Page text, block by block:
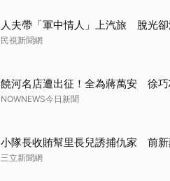
人夫帶「軍中情人」上汽旅 脫光
民視新聞網
饒河名店遭出征！全為蔣萬安 徐巧
NOWNEWS今日新聞
小隊長收賄幫里長兒誘捕仇家 前
三立新聞網